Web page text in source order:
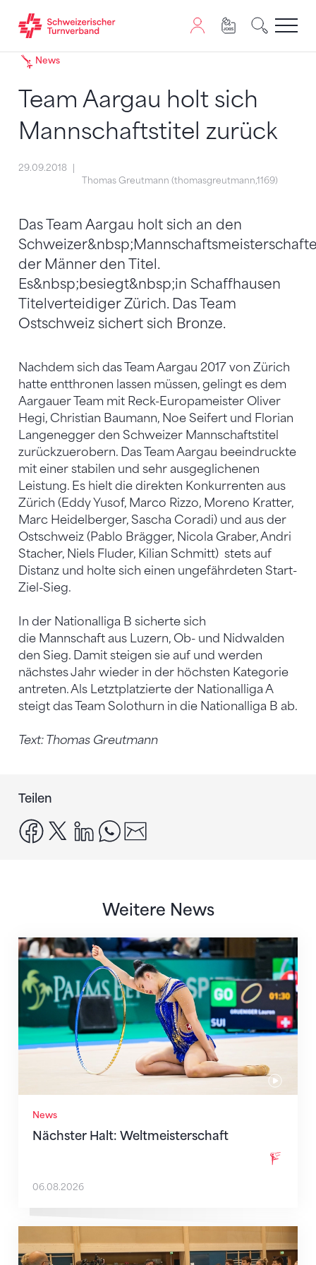
Zum Inhalt springen
Zur Sitemap navigieren
Zum Navigieren dieser Seite wird JavaScript benötigt.
News
Team Aargau holt sich
Mannschaftstitel zurück
29.09.2018
Thomas Greutmann (thomasgreutmann,1169)
Das Team Aargau holt sich an den
der Männer den Titel.
Es&nbsp;besiegt&nbsp;in Schaffhausen
Titelverteidiger Zürich. Das Team
Ostschweiz sichert sich Bronze.
Nachdem sich das Team Aargau 2017 von Zürich
hatte entthronen lassen müssen, gelingt es dem
Aargauer Team mit Reck-Europameister Oliver
Hegi, Christian Baumann, Noe Seifert und Florian
Langenegger den Schweizer Mannschaftstitel
zurückzuerobern. Das Team Aargau beeindruckte
mit einer stabilen und sehr ausgeglichenen
Leistung. Es hielt die direkten Konkurrenten aus
Zürich (Eddy Yusof, Marco Rizzo, Moreno Kratter,
Marc Heidelberger, Sascha Coradi) und aus der
Ostschweiz (Pablo Brägger, Nicola Graber, Andri
Stacher, Niels Fluder, Kilian Schmitt) stets auf
Distanz und holte sich einen ungefährdeten Start-
Ziel-Sieg.
In der Nationalliga B sicherte sich
die Mannschaft aus Luzern, Ob- und Nidwalden
den Sieg. Damit steigen sie auf und werden
nächstes Jahr wieder in der höchsten Kategorie
antreten. Als Letztplatzierte der Nationalliga A
steigt das Team Solothurn in die Nationalliga B ab.
Text: Thomas Greutmann
Teilen
facebook
x linkedinwhatsapp
Weitere News
News
Nächster Halt: Weltmeisterschaft
Nächster Halt: Weltmeisterschaft
06.08.2026
Mit klaren Zielen nach Zagreb